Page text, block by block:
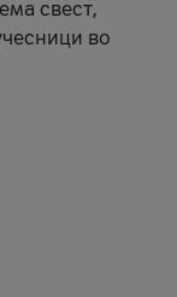
свест,
во